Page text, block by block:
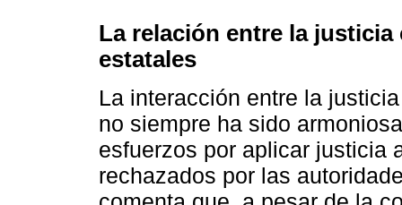
La relación entre la
estatales
La interacción entre la
no siempre ha sido
esfuerzos por aplicar justicia
rechazados por las